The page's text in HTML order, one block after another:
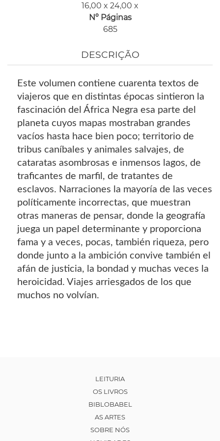
16,00 x 24,00 x
Nº Páginas
685
DESCRIÇÃO
Este volumen contiene cuarenta textos de
viajeros que en distintas épocas sintieron la
fascinación del África Negra esa parte del
planeta cuyos mapas mostraban grandes
vacíos hasta hace bien poco; territorio de
tribus caníbales y animales salvajes, de
cataratas asombrosas e inmensos lagos, de
traficantes de marfil, de tratantes de
esclavos. Narraciones la mayoría de las veces
políticamente incorrectas, que muestran
otras maneras de pensar, donde la geografía
juega un papel determinante y proporciona
fama y a veces, pocas, también riqueza, pero
donde junto a la ambición convive también el
afán de justicia, la bondad y muchas veces la
heroicidad. Viajes arriesgados de los que
muchos no volvían.
LEITURIA
OS LIVROS
BIBLOBABEL
AS ARTES
SOBRE NÓS